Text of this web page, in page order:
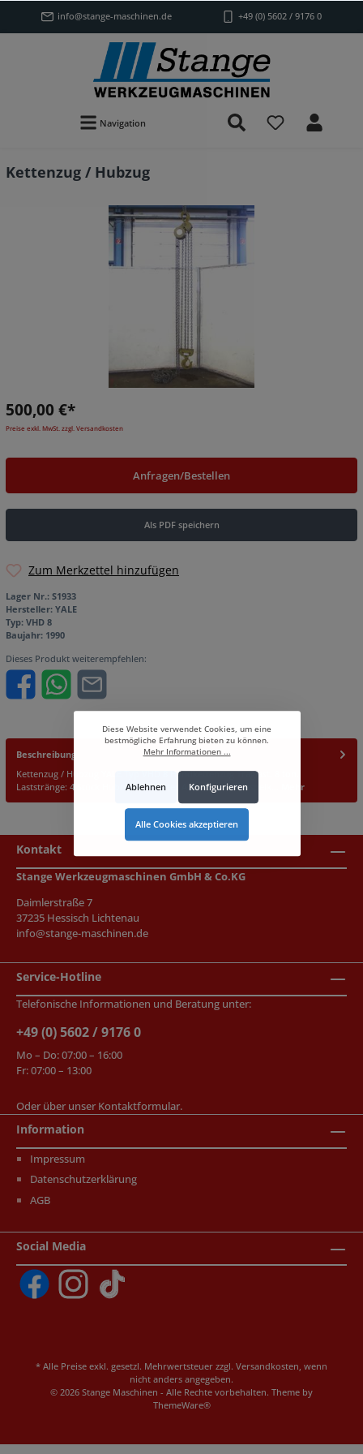
info@stange-maschinen.de +49 (0) 5602 / 9176 0
Navigation
Kettenzug / Hubzug
500,00 €*
Preise exkl. MwSt. zzgl. Versandkosten
Anfragen/Bestellen
Als PDF speichern
Zum Merkzettel hinzufügen
Lager Nr.: S1933
Hersteller: YALE
Typ: VHD 8
Baujahr: 1990
Dieses Produkt weiterempfehlen:
Beschreibung
Kettenzug / Hubzug YALE Typ VHD 8 Handkettenzug Traglast: 8 ton.
Laststränge: 4 Stück Hubhöhe: 8 Meter Antrieb über Haspelk…
Mehr
Kontakt
Stange Werkzeugmaschinen GmbH & Co.KG
Daimlerstraße 7
37235 Hessisch Lichtenau
info@stange-maschinen.de
Service-Hotline
Telefonische Informationen und Beratung unter:
+49 (0) 5602 / 9176 0
Mo – Do: 07:00 – 16:00
Fr: 07:00 – 13:00
Oder über unser Kontaktformular.
Information
Impressum
Datenschutzerklärung
AGB
Social Media
* Alle Preise exkl. gesetzl. Mehrwertsteuer zzgl. Versandkosten, wenn
nicht anders angegeben.
© 2026 Stange Maschinen - Alle Rechte vorbehalten. Theme by
ThemeWare®
Diese Website verwendet Cookies, um eine
bestmögliche Erfahrung bieten zu können.
Mehr Informationen ...
Ablehnen Konfigurieren
Alle Cookies akzeptieren